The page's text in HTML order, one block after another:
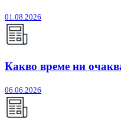
01.08.2026
Какво време ни
06.06.2026